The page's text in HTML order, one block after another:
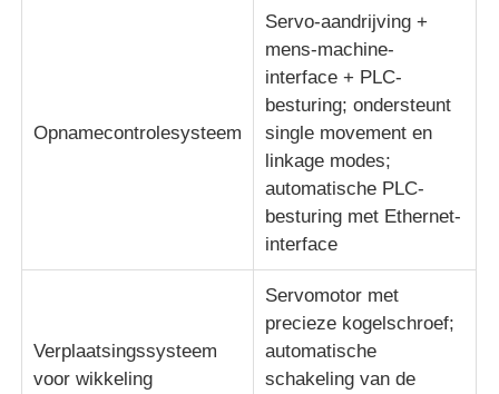
Opnamecontrolesysteem
Servo-aandrijving +
mens-machine-
interface + PLC-
besturing; ondersteunt
single movement en
linkage modes;
automatische PLC-
besturing met Ethernet-
interface
Verplaatsingssysteem
voor wikkeling
Servomotor met
precieze kogelschroef;
automatische
schakeling van de